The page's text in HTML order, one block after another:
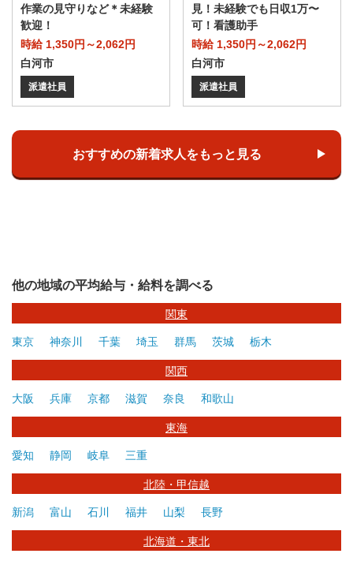
作業の見守りなど＊未経験
歓迎！
時給 1,350円～2,062円
白河市
派遣社員
見！未経験でも日収1万〜
可！看護助手
時給 1,350円～2,062円
白河市
派遣社員
おすすめの新着求人をもっと見る
他の地域の平均給与・給料を調べる
関東
東京 神奈川 千葉 埼玉 群馬 茨城 栃木
関西
大阪 兵庫 京都 滋賀 奈良 和歌山
東海
愛知 静岡 岐阜 三重
北陸・甲信越
新潟 富山 石川 福井 山梨 長野
北海道・東北